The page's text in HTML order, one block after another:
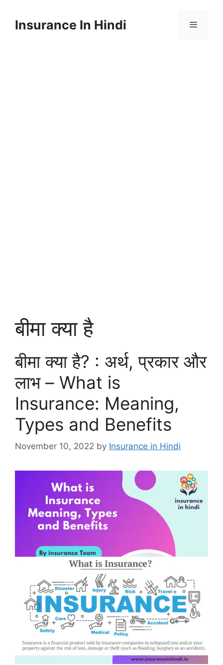
contentInsurance In Hindi
बीमा क्या है
बीमा क्या है? : अर्थ, प्रकार और
लाभ – What is
Insurance: Meaning,
Types and Benefits
November 10, 2022 by Insurance in Hindi